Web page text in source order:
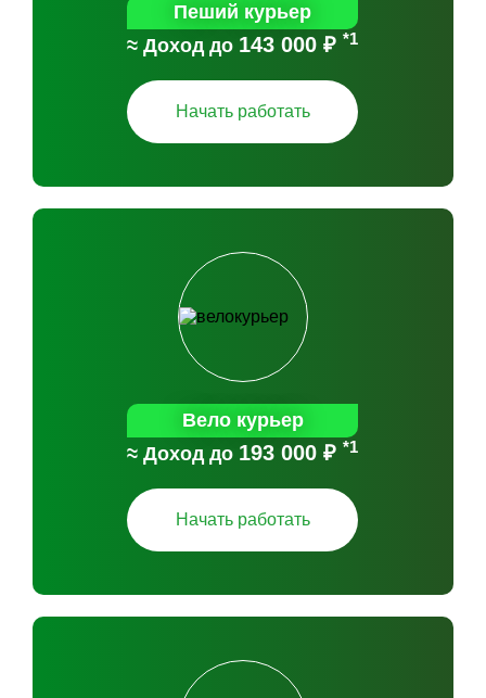
Пеший курьер
≈ Доход до 143 000 ₽*1
Начать работать
Вело курьер
≈ Доход до 193 000 ₽*1
Начать работать